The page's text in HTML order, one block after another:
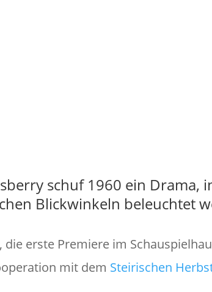
schuf 1960 ein Drama,
Blickwinkeln beleuchtet
die erste Premiere im
mit dem Steirischen